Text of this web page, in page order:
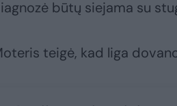
būtų siejama su
teigė, kad liga